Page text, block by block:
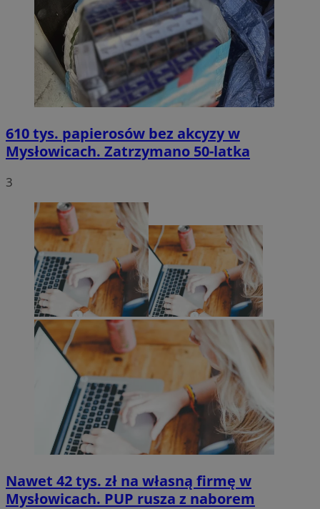
610 tys. papierosów bez akcyzy w
Mysłowicach. Zatrzymano 50-latka
3
Nawet 42 tys. zł na własną firmę w
Mysłowicach. PUP rusza z naborem